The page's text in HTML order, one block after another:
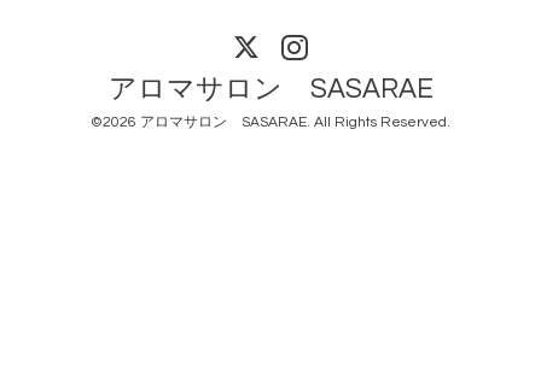
アロマサロン SASARAE
©2026 アロマサロン SASARAE. All Rights Reserved.